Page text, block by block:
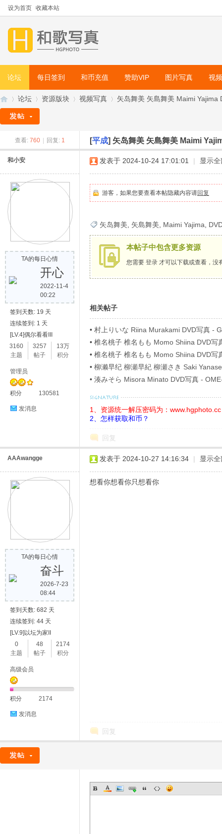
设为首页 收藏本站
论坛 每日签到 和币充值 赞助VIP 图片写真 视
论坛
›
资源版块 视频写真
›
矢岛舞美 矢島舞美 Maimi Yajima
查看: 760 回复: 1 [平成] 矢岛舞美 矢島舞美 Maimi
和小安
TA的每日心情
开心
2022-11-4
00:22
签到天数: 19 天
连续签到: 1 天
[LV.4]偶尔看看III
3160
主题
3257
帖子
13万
积分
管理员
积分 130581
发消息
发表于 2024-10-24 17:01:01 | 显示
游客，如果您要查看本帖隐藏内容请回复
矢岛舞美 矢島舞美 Maimi Yajima
本帖子中包含更多资源
您需要 登录 才可以下载或查看，没
相关帖子
• 村上りいな Riina Murakami DVD写真 -
• 椎名桃子 椎名もも Momo Shiina DVD
ベル Part4
• 椎名桃子 椎名もも Momo Shiina DVD
ベル Part8
• 柳濑早纪 柳瀬早紀 柳瀬さき Saki
40746 僕の女神さま Blu-ray
• 湊みそら Misora Minato DVD写真 -
1、资源统一解压密码为：www.hgphoto.cc
2、怎样获取和币？
回复
AAAwangge
TA的每日心情
奋斗
2026-7-23
08:44
签到天数: 682 天
连续签到: 44 天
[LV.9]以坛为家II
0
主题
48
帖子
2174
积分
高级会员
积分 2174
发消息
发表于 2024-10-27 14:16:34 | 显示
想看你想看你只想看你
回复